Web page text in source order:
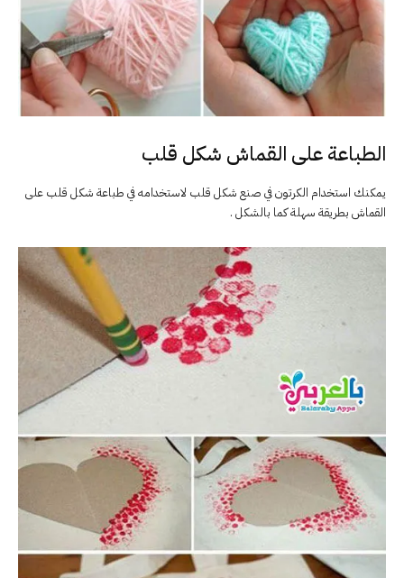
الطباعة على القماش شكل قلب
يمكنك استخدام الكرتون في صنع شكل قلب لاستخدامه في طباعة شكل قلب على
القماش بطريقة سهلة كما بالشكل .